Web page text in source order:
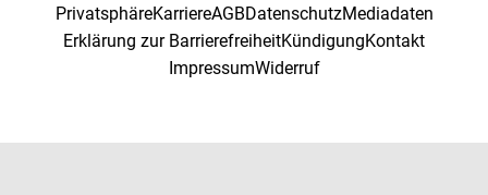
PrivatsphäreKarriereAGBDatenschutzMediadaten
Erklärung zur BarrierefreiheitKündigungKontakt
ImpressumWiderruf